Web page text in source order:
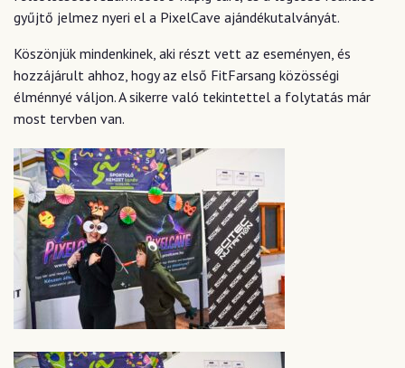
gyűjtő jelmez nyeri el a PixelCave ajándékutalványát.
Köszönjük mindenkinek, aki részt vett az eseményen, és
hozzájárult ahhoz, hogy az első FitFarsang közösségi
élménnyé váljon. A sikerre való tekintettel a folytatás már
most tervben van.